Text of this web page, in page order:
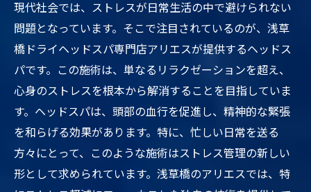
現代社会では、ストレスが日常生活の中で避けられない
問題となっています。そこで注目されているのが、浅草
橋ドライヘッドスパ専門店アリエスが提供するヘッドス
パです。この施術は、単なるリラクゼーションを超え、
心身のストレスを根本から解消することを目指していま
す。ヘッドスパは、頭部の血行を促進し、精神的な緊張
を和らげる効果があります。特に、忙しい日常を送る
方々にとって、このような施術はストレス管理の新しい
形として求められています。浅草橋のアリエスでは、特